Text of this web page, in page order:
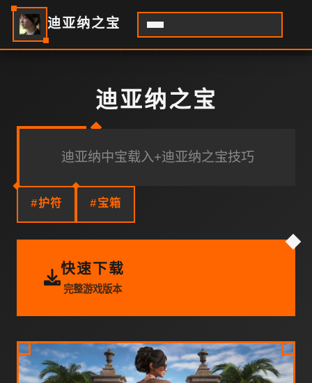
迪亚纳之宝
迪亚纳之宝
迪亚纳中宝载入+迪亚纳之宝技巧
#护符 #宝箱
快速下载
完整游戏版本